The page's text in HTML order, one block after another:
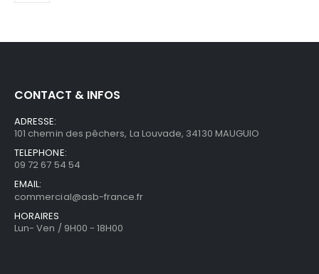
CONTACT & INFOS
ADRESSE:
101 chemin des pêchers, La Louvade, 34130 MAUGUIO
TELEPHONE:
09 72 67 54 54
EMAIL:
commercial@asb-france.fr
HORAIRES
Lun- Ven / 9H00 - 18H00